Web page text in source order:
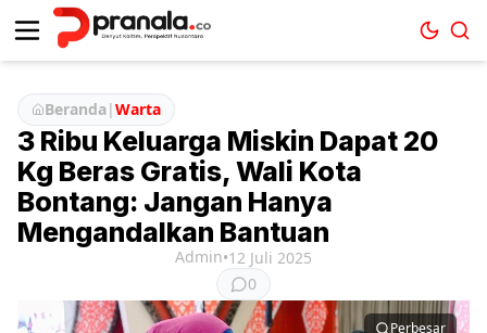
Beranda|Warta
3 Ribu Keluarga Miskin Dapat 20
Kg Beras Gratis, Wali Kota
Bontang: Jangan Hanya
Mengandalkan Bantuan
Admin•12 Juli 2025
0
Perbesar